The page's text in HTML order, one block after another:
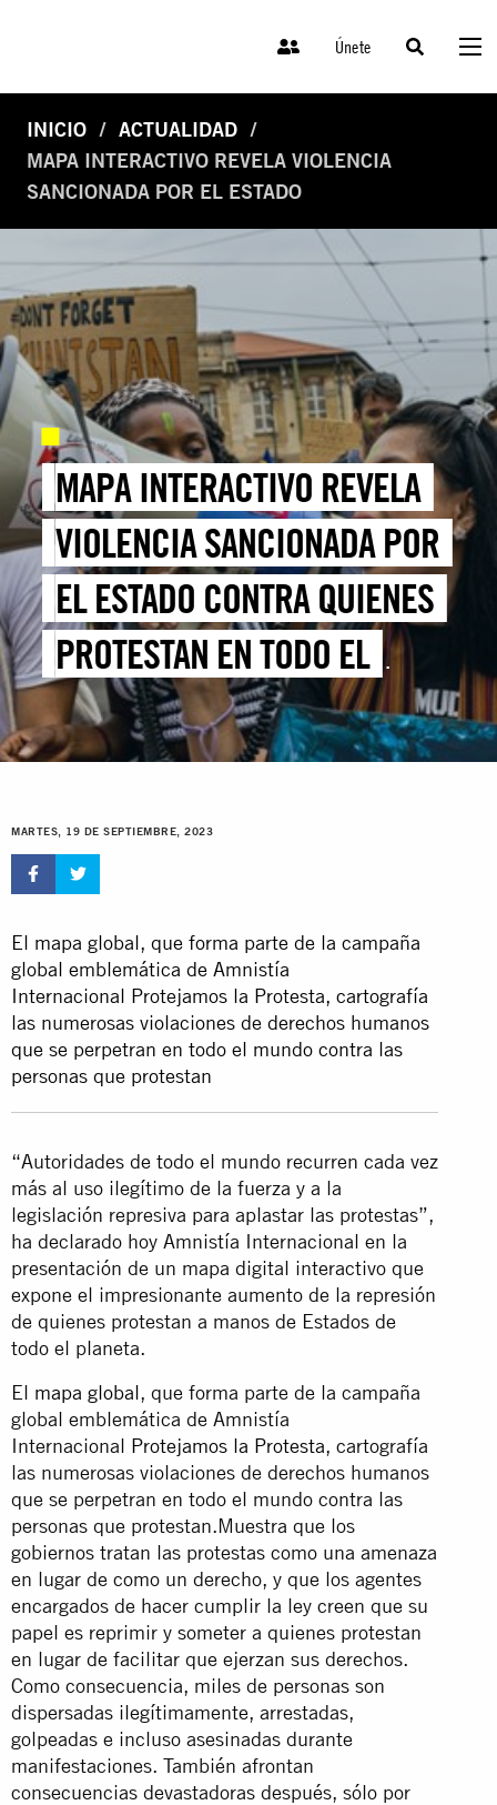
Únete
INICIO
ACTUALIDAD
MAPA INTERACTIVO REVELA VIOLENCIA
SANCIONADA POR EL ESTADO
MAPA INTERACTIVO REVELA
VIOLENCIA SANCIONADA POR
EL ESTADO CONTRA QUIENES
PROTESTAN EN TODO EL
MUNDO
MARTES, 19 DE SEPTIEMBRE, 2023
El mapa global, que forma parte de la campaña
global emblemática de Amnistía
Internacional Protejamos la Protesta, cartografía
las numerosas violaciones de derechos humanos
que se perpetran en todo el mundo contra las
personas que protestan
“Autoridades de todo el mundo recurren cada vez
más al uso ilegítimo de la fuerza y a la
legislación represiva para aplastar las protestas”,
ha declarado hoy Amnistía Internacional en la
presentación de un mapa digital interactivo que
expone el impresionante aumento de la represión
de quienes protestan a manos de Estados de
todo el planeta.
El mapa global, que forma parte de la campaña
global emblemática de Amnistía
Internacional Protejamos la Protesta, cartografía
las numerosas violaciones de derechos humanos
que se perpetran en todo el mundo contra las
personas que protestan.Muestra que los
gobiernos tratan las protestas como una amenaza
en lugar de como un derecho, y que los agentes
encargados de hacer cumplir la ley creen que su
papel es reprimir y someter a quienes protestan
en lugar de facilitar que ejerzan sus derechos.
Como consecuencia, miles de personas son
dispersadas ilegítimamente, arrestadas,
golpeadas e incluso asesinadas durante
manifestaciones. También afrontan
consecuencias devastadoras después, sólo por